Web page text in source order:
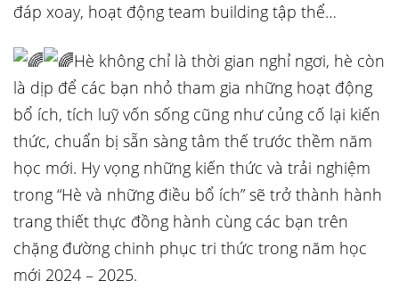
đáp xoay, hoạt động team building tập thể…
Hè không chỉ là thời gian nghỉ ngơi, hè còn
là dịp để các bạn nhỏ tham gia những hoạt động
bổ ích, tích luỹ vốn sống cũng như củng cố lại kiến
thức, chuẩn bị sẵn sàng tâm thế trước thềm năm
học mới. Hy vọng những kiến thức và trải nghiệm
trong “Hè và những điều bổ ích” sẽ trở thành hành
trang thiết thực đồng hành cùng các bạn trên
chặng đường chinh phục tri thức trong năm học
mới 2024 – 2025.